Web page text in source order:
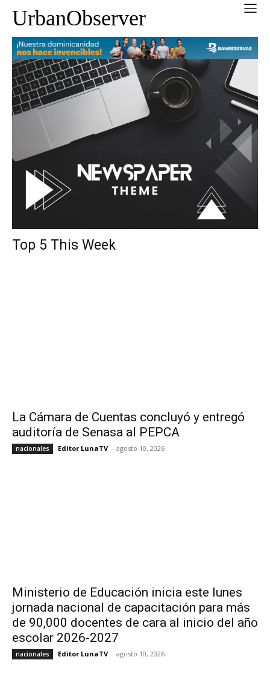
UrbanObserver
Top 5 This Week
La Cámara de Cuentas concluyó y entregó
auditoría de Senasa al PEPCA
nacionales Editor LunaTV - agosto 10, 2026
Ministerio de Educación inicia este lunes
jornada nacional de capacitación para más
de 90,000 docentes de cara al inicio del año
escolar 2026-2027
nacionales Editor LunaTV - agosto 10, 2026